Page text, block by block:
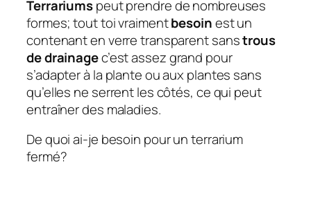
Terrariumspeut prendre de nombreuses
formes; tout toi vraimentbesoinest un
contenant en verre transparent sanstrous
de drainagec’est assez grand pour
s’adapter à la plante ou aux plantes sans
qu’elles ne serrent les côtés, ce qui peut
entraîner des maladies.
De quoi ai-je besoin pour un terrarium
fermé?